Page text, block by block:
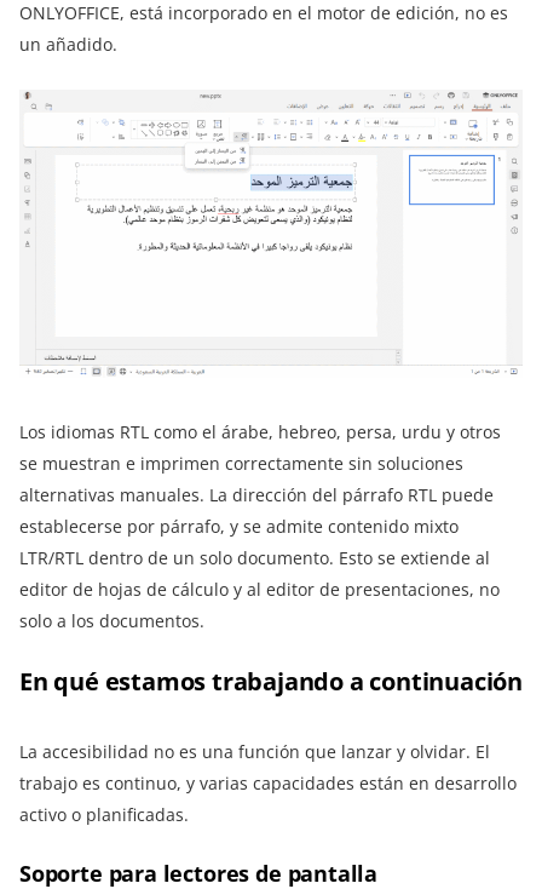
ONLYOFFICE, está incorporado en el motor de edición, no es
un añadido.
Los idiomas RTL como el árabe, hebreo, persa, urdu y otros
se muestran e imprimen correctamente sin soluciones
alternativas manuales. La dirección del párrafo RTL puede
establecerse por párrafo, y se admite contenido mixto
LTR/RTL dentro de un solo documento. Esto se extiende al
editor de hojas de cálculo y al editor de presentaciones, no
solo a los documentos.
En qué estamos trabajando a continuación
La accesibilidad no es una función que lanzar y olvidar. El
trabajo es continuo, y varias capacidades están en desarrollo
activo o planificadas.
Soporte para lectores de pantalla